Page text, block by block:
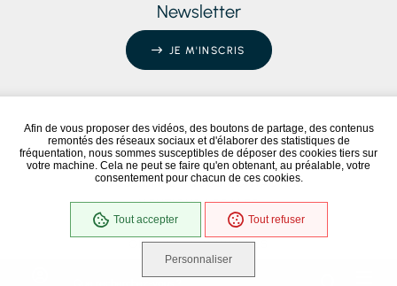
Afin de vous proposer des vidéos, des boutons de partage, des contenus
remontés des réseaux sociaux et d'élaborer des statistiques de
fréquentation, nous sommes susceptibles de déposer des cookies tiers sur
votre machine. Cela ne peut se faire qu'en obtenant, au préalable, votre
consentement pour chacun de ces cookies.
Tout accepter Tout refuser
Personnaliser
Newsletter
JE M'INSCRIS
Conformité RGAA
Partiellement conforme
NOUS ÉCRIRE / NOUS CONTACTER
MENTIONS LÉGALES
PLAN DU SITE
GESTION DES COOKIES